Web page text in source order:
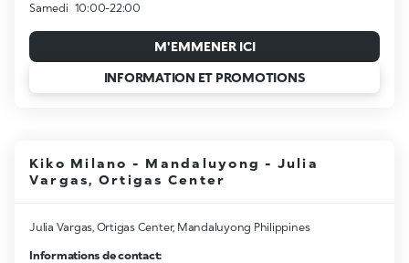
Samedi 10:00-22:00
M'EMMENER ICI
INFORMATION ET PROMOTIONS
Kiko Milano - Mandaluyong - Julia
Vargas, Ortigas Center
Julia Vargas, Ortigas Center, Mandaluyong Philippines
Informations de contact: